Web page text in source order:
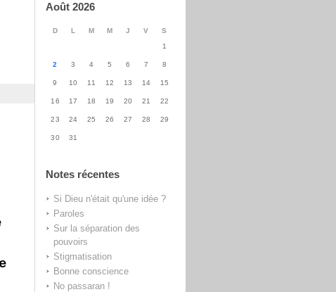
Août 2026
D L M M J V
S
1
2 3 4 5 6 7 8
9 10 11 12 13 14 15
16 17 18 19 20 21 22
23 24 25 26 27 28 29
30 31
Notes récentes
Si Dieu n'était qu'une idée ?
Paroles
Sur la séparation des
pouvoirs
Stigmatisation
Bonne conscience
No passaran !